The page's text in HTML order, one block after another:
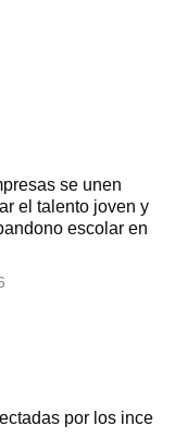
se unen
el talento joven y
escolar en
por los